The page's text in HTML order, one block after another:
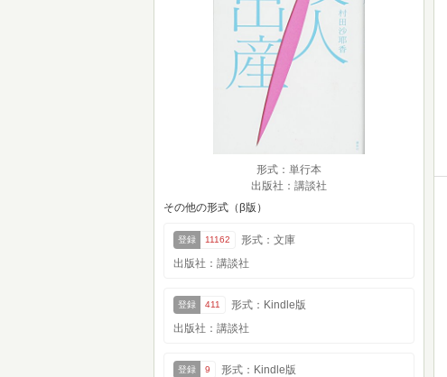
形式：単行本
出版社：講談社
その他の形式（β版）
登録 11162
形式：文庫
出版社：講談社
登録 411
形式：Kindle版
出版社：講談社
登録 9
形式：Kindle版